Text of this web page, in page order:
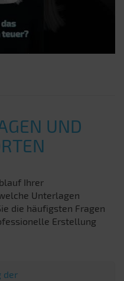
UND
Ihrer
Unterlagen
die häufigsten Fragen
Erstellung
der